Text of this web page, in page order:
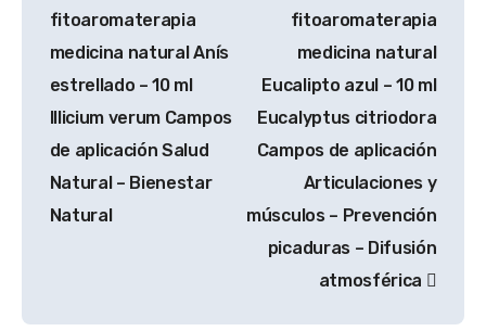
entradas
fitoaromaterapia
medicina natural Anís
estrellado – 10 ml
Illicium verum Campos
de aplicación Salud
Natural – Bienestar
Natural
fitoaromaterapia
medicina natural
Eucalipto azul – 10 ml
Eucalyptus citriodora
Campos de aplicación
Articulaciones y
músculos – ​Prevención
picaduras – Difusión
atmosférica